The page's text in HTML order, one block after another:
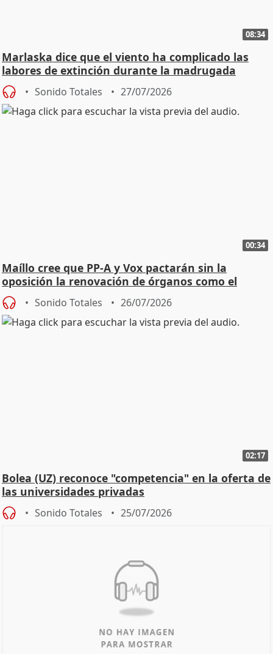
08:34
Marlaska dice que el viento ha complicado las
labores de extinción durante la madrugada
Sonido Totales 27/07/2026
00:34
Maíllo cree que PP-A y Vox pactarán sin la
oposición la renovación de órganos como el
Defensor
Sonido Totales 26/07/2026
02:17
Bolea (UZ) reconoce "competencia" en la oferta de
las universidades privadas
Sonido Totales 25/07/2026